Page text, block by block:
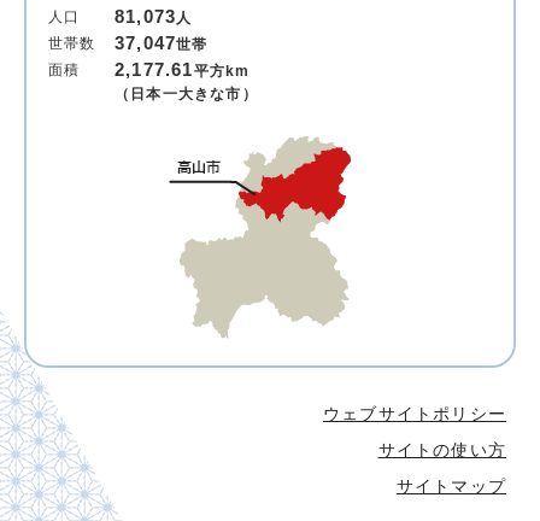
人口 81,073人
世帯数
37,047世帯
面積
2,177.61平方km
（日本一大きな市）
ウェブサイトポリシー
サイトの使い方
サイトマップ